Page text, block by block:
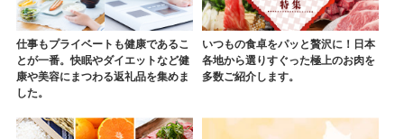
仕事もプライベートも健康であるこ
とが一番。快眠やダイエットなど健
康や美容にまつわる返礼品を集めま
した。
いつもの食卓をパッと贅沢に！日本
各地から選りすぐった極上のお肉を
多数ご紹介します。